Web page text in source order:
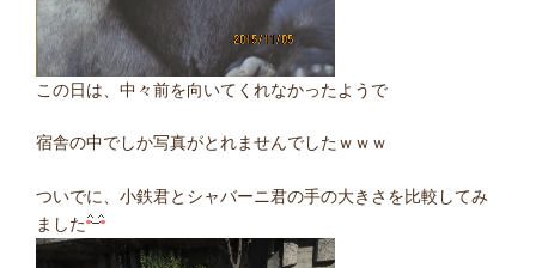
この日は、中々前を向いてくれなかったようで
宿舎の中でしか写真がとれませんでしたｗｗｗ
ついでに、小鉄君とシャバーニ君の手の大きさを比較してみ
ました